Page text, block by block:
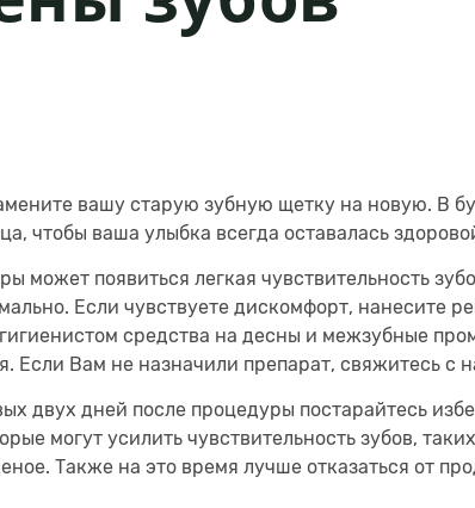
вашу старую зубную щетку на новую. В
чтобы ваша улыбка всегда оставалась
может появиться легкая чувствительность
Если чувствуете дискомфорт, нанесите
средства на десны и межзубные
Если Вам не назначили препарат, свяжитесь с
двух дней после процедуры постарайтесь
могут усилить чувствительность зубов,
Также на это время лучше отказаться от